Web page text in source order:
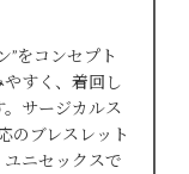
”をコンセプト
すく、着回し
サージカルス
のブレスレット
ニセックスで